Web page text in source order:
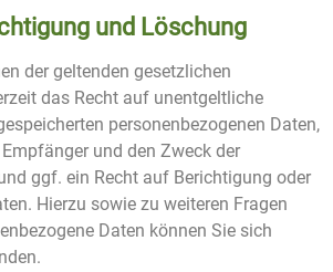
und Löschung
der geltenden gesetzlichen
das Recht auf unentgeltliche
personenbezogenen Daten,
und den Zweck der
ggf. ein Recht auf Berichtigung oder
Hierzu sowie zu weiteren Fragen
Daten können Sie sich